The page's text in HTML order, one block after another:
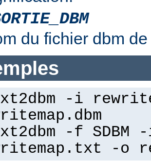
du fichier dbm
-i
-f SDBM
-o